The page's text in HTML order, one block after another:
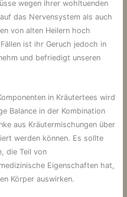
wegen ihrer wohltuenden
das Nervensystem als auch
von alten Heilern hoch
ist ihr Geruch jedoch in
und befriedigt unseren
in Kräutertees wird
Balance in der Kombination
aus Kräutermischungen über
werden können. Es sollte
die Teil von
Eigenschaften hat,
Körper auswirken.